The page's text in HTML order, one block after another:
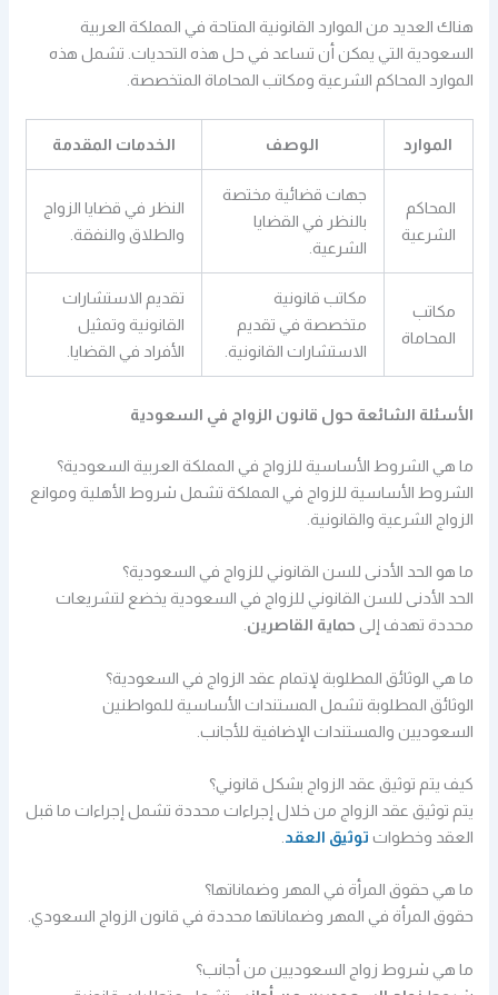
هناك العديد من الموارد القانونية المتاحة في المملكة العربية
السعودية التي يمكن أن تساعد في حل هذه التحديات. تشمل هذه
الموارد المحاكم الشرعية ومكاتب المحاماة المتخصصة.
الموارد الوصف الخدمات المقدمة
المحاكم
الشرعية
جهات قضائية مختصة
بالنظر في القضايا
الشرعية.
النظر في قضايا الزواج
والطلاق والنفقة.
مكاتب
المحاماة
مكاتب قانونية
متخصصة في تقديم
الاستشارات القانونية.
تقديم الاستشارات
القانونية وتمثيل
الأفراد في القضايا.
الأسئلة الشائعة حول قانون الزواج في السعودية
ما هي الشروط الأساسية للزواج في المملكة العربية السعودية؟
الشروط الأساسية للزواج في المملكة تشمل شروط الأهلية وموانع
الزواج الشرعية والقانونية.
ما هو الحد الأدنى للسن القانوني للزواج في السعودية؟
الحد الأدنى للسن القانوني للزواج في السعودية يخضع لتشريعات
محددة تهدف إلى حماية القاصرين.
ما هي الوثائق المطلوبة لإتمام عقد الزواج في السعودية؟
الوثائق المطلوبة تشمل المستندات الأساسية للمواطنين
السعوديين والمستندات الإضافية للأجانب.
كيف يتم توثيق عقد الزواج بشكل قانوني؟
يتم توثيق عقد الزواج من خلال إجراءات محددة تشمل إجراءات ما قبل
العقد وخطوات توثيق العقد
ما هي حقوق المرأة في المهر وضماناتها؟
حقوق المرأة في المهر وضماناتها محددة في قانون الزواج السعودي.
ما هي شروط زواج السعوديين من أجانب؟